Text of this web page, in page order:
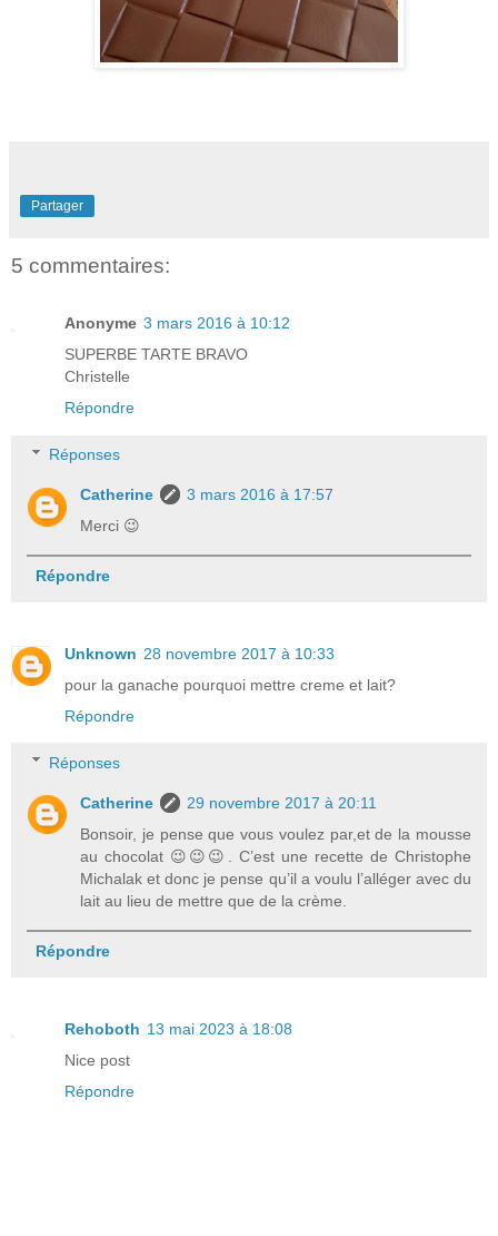
Partager
5 commentaires:
Anonyme 3 mars 2016 à 10:12
SUPERBE TARTE BRAVO
Christelle
Répondre
Réponses
Catherine
3 mars 2016 à 17:57
Merci 😉
Répondre
Unknown 28 novembre 2017 à 10:33
pour la ganache pourquoi mettre creme et lait?
Répondre
Réponses
Catherine
29 novembre 2017 à 20:11
Bonsoir, je pense que vous voulez par,et de la mousse
au chocolat 😉😉😉. C’est une recette de Christophe
Michalak et donc je pense qu’il a voulu l’alléger avec du
lait au lieu de mettre que de la crème.
Répondre
Rehoboth 13 mai 2023 à 18:08
Nice post
Répondre